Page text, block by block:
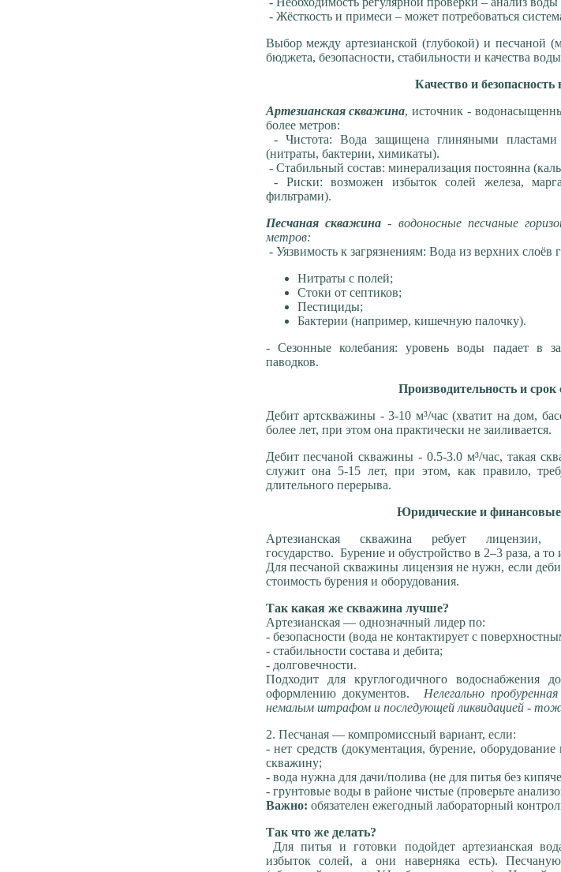
- Жёсткость и примеси – может потребоваться
Выбор между артезианской (глубокой) и песчаной
бюджета, безопасности, стабильности и качества
Качество и безопасность
Артезианская скважина, источник -
более метров:
- Чистота: Вода защищена глиняными пластами
(нитраты, бактерии, химикаты).
- Стабильный состав: минерализация постоянна
- Риски: возможен избыток солей железа,
фильтрами).
Песчаная скважина- водоносные песчаные
метров:
- Уязвимость к загрязнениям: Вода из верхних слоёв
Нитраты с полей;
Стоки от септиков;
Пестициды;
Бактерии (например, кишечную палочку).
- Сезонные колебания: уровень воды падает в
паводков.
Производительность и
Дебит артскважины - 3-10 м³/час (хватит на дом,
более лет, при этом она практически не заиливается.
Дебит песчаной скважины - 0.5-3.0 м³/час, такая
служит она 5-15 лет, при этом, как правило,
длительного перерыва.
Юридические и
Артезианская скважина ребует
государство. Бурение и обустройство в 2–3 раза, а
Для песчаной скважины лицензия не нужн, если
стоимость бурения и оборудования.
Так какая же скважина лучше?
Артезианская — однозначный лидер по:
- безопасности (вода не контактирует с
- стабильности состава и дебита;
- долговечности.
Подходит для круглогодичного водоснабжения
оформлению документов.
Нелегально
немалым штрафом и последующей ликвидацией -
2. Песчаная — компромиссный вариант, если:
- нет средств (документация, бурение,
скважину;
- вода нужна для дачи/полива (не для питья без
- грунтовые воды в районе чистые (проверьте
Важно: обязателен ежегодный лабораторный
Так что же делать?
Для питья и готовки подойдет артезианская
избыток солей, а они наверняка есть). Песчаную